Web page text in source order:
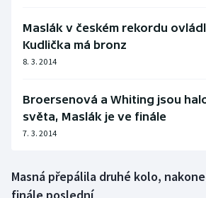
Ragby
Rychlobruslení
Rychlostní kanoistika
Short track
Maslák v českém rekordu
Kudlička má bronz
8. 3. 2014
Broersenová a Whiting jsou
světa, Maslák je ve finále
7. 3. 2014
Masná přepálila druhé kolo,